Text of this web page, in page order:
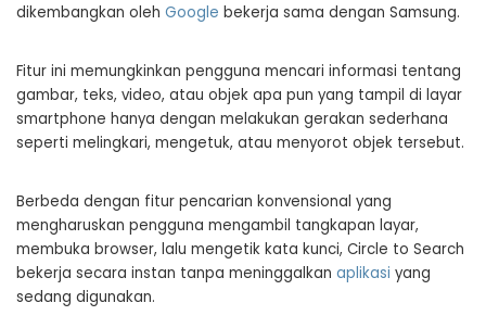
dikembangkan oleh Google bekerja sama dengan Samsung.
Fitur ini memungkinkan pengguna mencari informasi tentang
gambar, teks, video, atau objek apa pun yang tampil di layar
smartphone hanya dengan melakukan gerakan sederhana
seperti melingkari, mengetuk, atau menyorot objek tersebut.
Berbeda dengan fitur pencarian konvensional yang
mengharuskan pengguna mengambil tangkapan layar,
membuka browser, lalu mengetik kata kunci, Circle to Search
bekerja secara instan tanpa meninggalkan aplikasi yang
sedang digunakan.